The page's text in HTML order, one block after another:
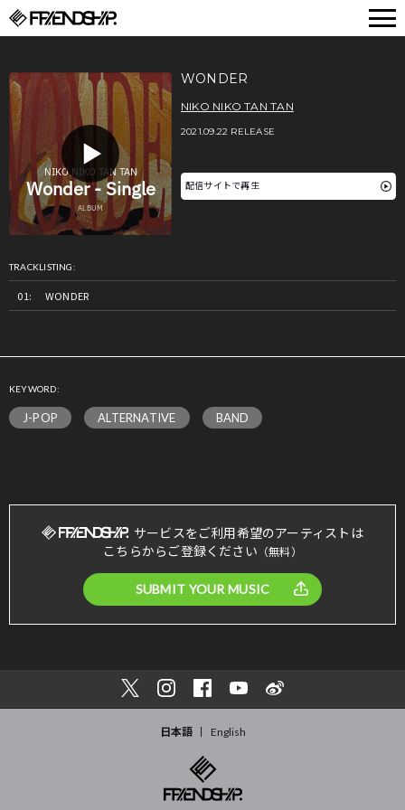
WONDER
NIKO NIKO TAN TAN
2021.09.22 RELEASE
配信サイトで再生
TRACKLISTING:
WONDER
KEYWORD:
J-POP ALTERNATIVE BAND
サービスをご利用希望のアーティストは
こちらからご登録ください （無料）
SUBMIT YOUR MUSIC
日本語 English